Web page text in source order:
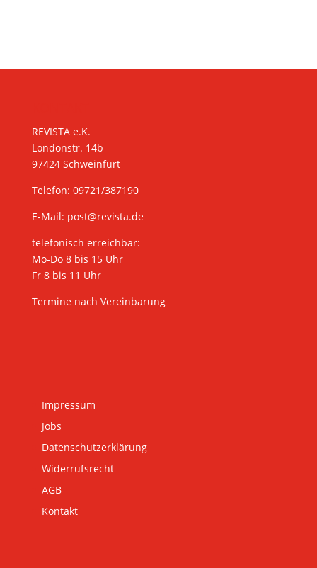
REVISTA e.K.
Londonstr. 14b
97424 Schweinfurt
Telefon: 09721/387190
E-Mail: post@revista.de
telefonisch erreichbar:
Mo-Do 8 bis 15 Uhr
Fr 8 bis 11 Uhr
Termine nach Vereinbarung
Impressum
Jobs
Datenschutzerklärung
Widerrufsrecht
AGB
Kontakt